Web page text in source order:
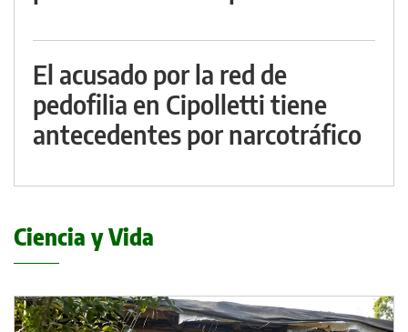
El acusado por la red de
pedofilia en Cipolletti tiene
antecedentes por narcotráfico
Ciencia y Vida